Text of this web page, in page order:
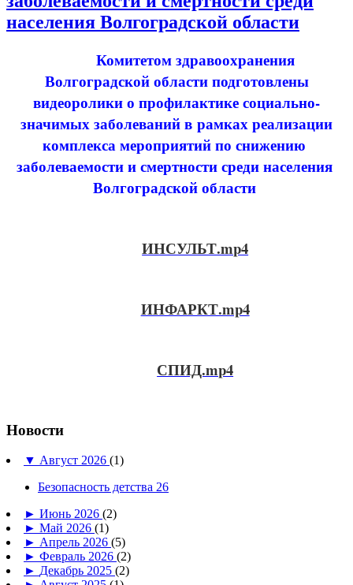
населения Волгоградской области
Комитетом здравоохранения
Волгоградской области подготовлены
видеоролики о профилактике социально-
значимых заболеваний в рамках реализации
комплекса мероприятий по снижению
заболеваемости и смертности среди населения
Волгоградской области
ИНСУЛЬТ.mp4
ИНФАРКТ.mp4
СПИД.mp4
Новости
▼ Август 2026 (1)
Безопасность детства 26
► Июнь 2026 (2)
► Май 2026 (1)
► Апрель 2026 (5)
► Февраль 2026 (2)
► Декабрь 2025 (2)